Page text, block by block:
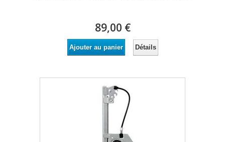
89,00 €
Ajouter au panier Détails